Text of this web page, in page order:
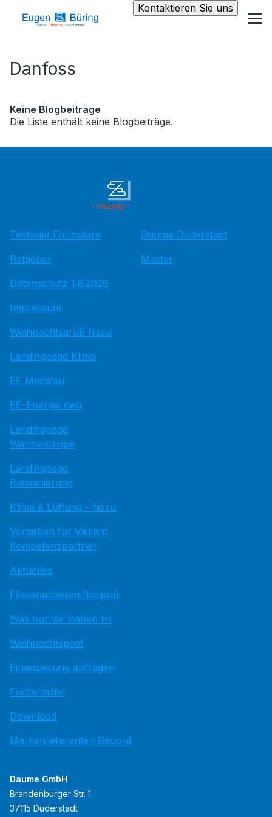
Kontaktieren Sie uns
Danfoss
Keine Blogbeiträge
Die Liste enthält keine Blogbeiträge.
Testseite Formulare
Ratgeber
Datenschutz 1.6.2026
Impressum
Weihnachtsgruß hissu
Landingpage Klima
EE Medatsu
EE-Energie neu
Landingpage
Wärmepumpe
Landingpage
Badsanierung
Klima & Lüftung - hissu
Vorgaben für Vaillant
Kompetenzpartner
Aktuelles
Fliesenarbeiten (toujou)
Was nur wir haben HI
Weihnachtspost
Finanzierung anfragen
Fördermittel
Download
Markenlieferanten Record
Daume Duderstadt
Master
Daume GmbH
Brandenburger Str. 1
37115 Duderstadt